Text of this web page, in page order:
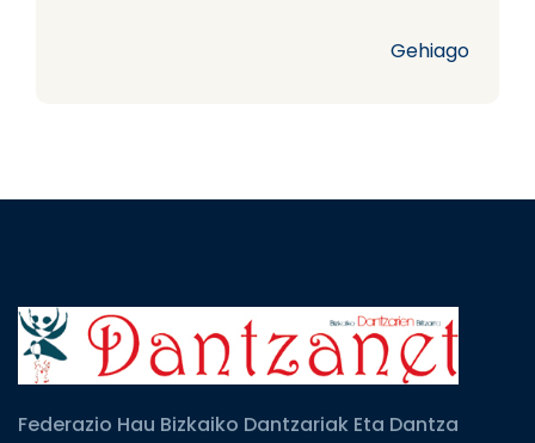
Gehiago
Federazio Hau Bizkaiko Dantzariak Eta Dantza